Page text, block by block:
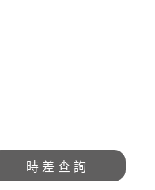
時差查詢